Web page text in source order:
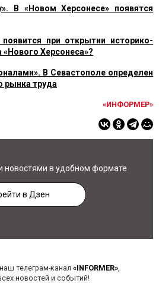
В «Новом Херсонесе» появятся
при открытии историко-
«Нового Херсонеса»?
В Севастополе определен
рынка труда
«ИНФОРМЕР»
новостями в удобном формате
в Дзен
телеграм-канал «INFORMER»,
новостей и событий!